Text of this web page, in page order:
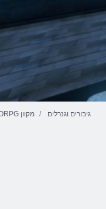
משחקי MMORPG מקוון גיבורים וגנרלים